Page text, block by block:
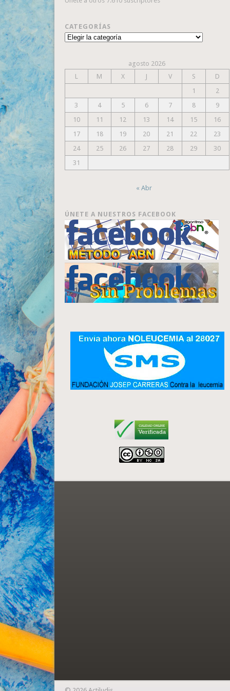
CATEGORÍAS
Categorías
agosto 2026
L
M X J V S
D
1
2
3
4 5 6 7 8
9
10
11 12 13 14 15
16
17
18 19 20 21 22
23
24
25 26 27 28 29
30
31
« Abr
ÚNETE A NUESTROS FACEBOOK